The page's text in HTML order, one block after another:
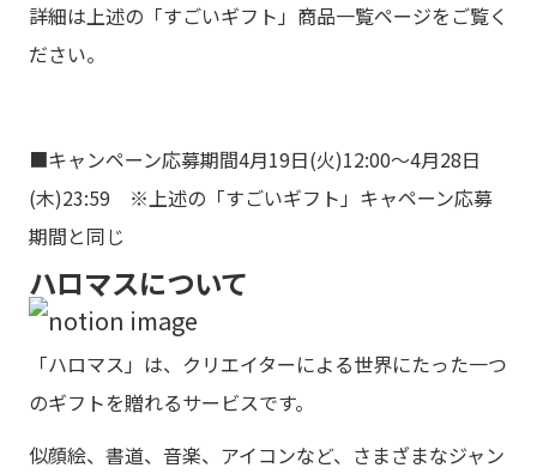
詳細は上述の「すごいギフト」商品一覧ページをご覧く
ださい。
■キャンペーン応募期間4月19日(火)12:00〜4月28日
(木)23:59 ※上述の「すごいギフト」キャペーン応募
期間と同じ
ハロマスについて
「ハロマス」は、クリエイターによる世界にたった一つ
のギフトを贈れるサービスです。
似顔絵、書道、音楽、アイコンなど、さまざまなジャン